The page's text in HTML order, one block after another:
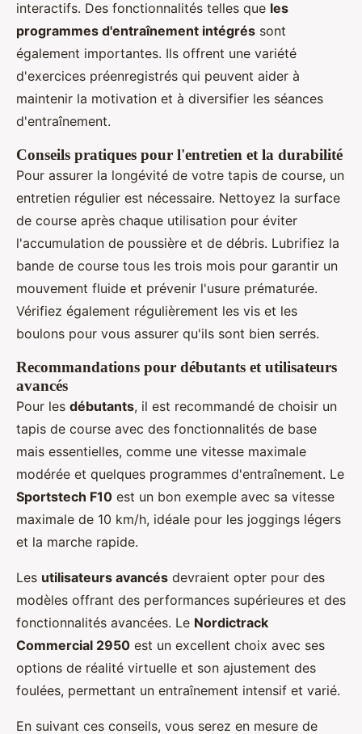
interactifs. Des fonctionnalités telles que les
programmes d'entraînement intégrés sont
également importantes. Ils offrent une variété
d'exercices préenregistrés qui peuvent aider à
maintenir la motivation et à diversifier les séances
d'entraînement.
Conseils pratiques pour l'entretien et la durabilité
Pour assurer la longévité de votre tapis de course, un
entretien régulier est nécessaire. Nettoyez la surface
de course après chaque utilisation pour éviter
l'accumulation de poussière et de débris. Lubrifiez la
bande de course tous les trois mois pour garantir un
mouvement fluide et prévenir l'usure prématurée.
Vérifiez également régulièrement les vis et les
boulons pour vous assurer qu'ils sont bien serrés.
Recommandations pour débutants et utilisateurs
avancés
Pour les débutants, il est recommandé de choisir un
tapis de course avec des fonctionnalités de base
mais essentielles, comme une vitesse maximale
modérée et quelques programmes d'entraînement. Le
Sportstech F10 est un bon exemple avec sa vitesse
maximale de 10 km/h, idéale pour les joggings légers
et la marche rapide.
Les utilisateurs avancés devraient opter pour des
modèles offrant des performances supérieures et des
fonctionnalités avancées. Le Nordictrack
Commercial 2950 est un excellent choix avec ses
options de réalité virtuelle et son ajustement des
foulées, permettant un entraînement intensif et varié.
En suivant ces conseils, vous serez en mesure de